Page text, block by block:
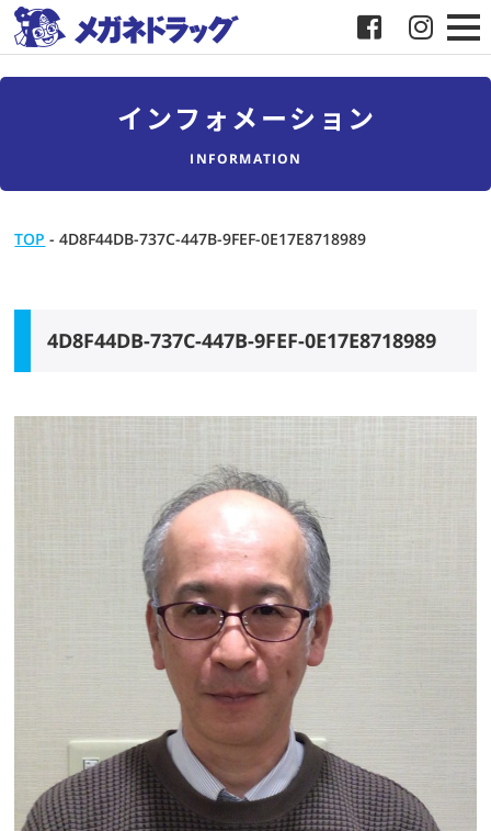
メガネドラッグについて
インフォメーション
INFORMATION
TOP -4D8F44DB-737C-447B-9FEF-0E17E8718989
4D8F44DB-737C-447B-9FEF-0E17E8718989